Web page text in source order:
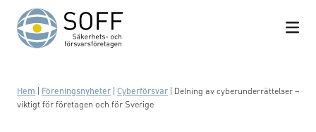
Hoppa till innehåll
Hem Föreningsnyheter Cyberförsvar
Delning av cyberunderrättelser –
viktigt för företagen och för Sverige